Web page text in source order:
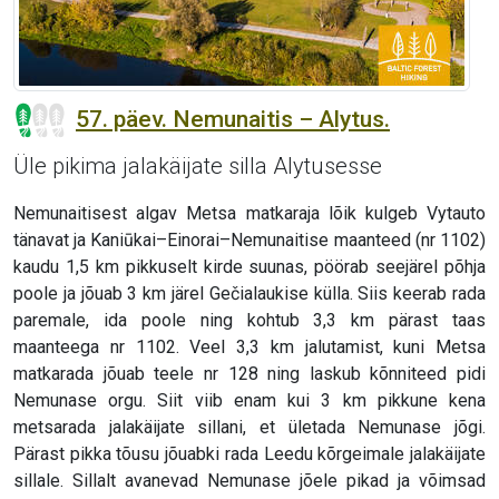
57. päev. Nemunaitis – Alytus.
Üle pikima jalakäijate silla Alytusesse
Nemunaitisest algav Metsa matkaraja lõik kulgeb Vytauto
tänavat ja Kaniūkai–Einorai–Nemunaitise maanteed (nr 1102)
kaudu 1,5 km pikkuselt kirde suunas, pöörab seejärel põhja
poole ja jõuab 3 km järel Gečialaukise külla. Siis keerab rada
paremale, ida poole ning kohtub 3,3 km pärast taas
maanteega nr 1102. Veel 3,3 km jalutamist, kuni Metsa
matkarada jõuab teele nr 128 ning laskub kõnniteed pidi
Nemunase orgu. Siit viib enam kui 3 km pikkune kena
metsarada jalakäijate sillani, et ületada Nemunase jõgi.
Pärast pikka tõusu jõuabki rada Leedu kõrgeimale jalakäijate
sillale. Sillalt avanevad Nemunase jõele pikad ja võimsad